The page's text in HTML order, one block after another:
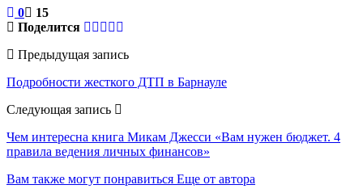
0
15
Поделится
Предыдущая запись
Подробности жесткого ДТП в Барнауле
Следующая запись
Чем интересна книга Микам Джесси «Вам нужен бюджет. 4
правила ведения личных финансов»
Вам также могут понравиться Еще от автора